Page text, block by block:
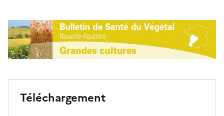
Téléchargement